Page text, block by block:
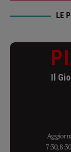
LE
Il
7:30,